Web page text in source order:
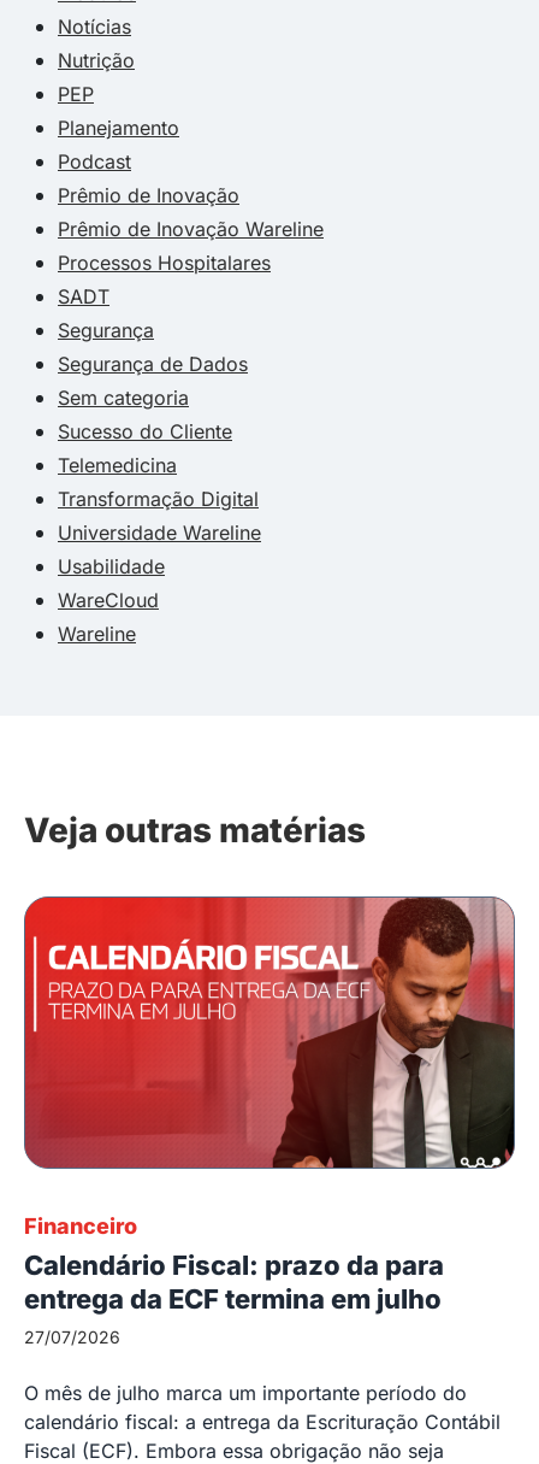
Notícias
Nutrição
PEP
Planejamento
Podcast
Prêmio de Inovação
Prêmio de Inovação Wareline
Processos Hospitalares
SADT
Segurança
Segurança de Dados
Sem categoria
Sucesso do Cliente
Telemedicina
Transformação Digital
Universidade Wareline
Usabilidade
WareCloud
Wareline
Veja outras matérias
Financeiro
Calendário Fiscal: prazo da para
entrega da ECF termina em julho
27/07/2026
O mês de julho marca um importante período do
calendário fiscal: a entrega da Escrituração Contábil
Fiscal (ECF). Embora essa obrigação não seja